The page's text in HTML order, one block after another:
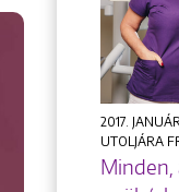
2017.
UTOLJÁRA
Minden,